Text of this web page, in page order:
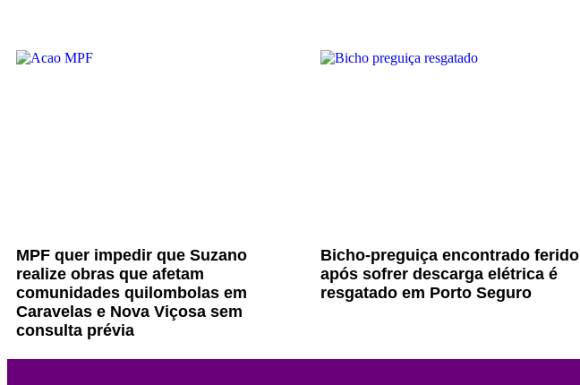
MPF quer impedir que Suzano
realize obras que afetam
comunidades quilombolas em
Caravelas e Nova Viçosa sem
consulta prévia
Bicho-preguiça encontrado ferido
após sofrer descarga elétrica é
resgatado em Porto Seguro